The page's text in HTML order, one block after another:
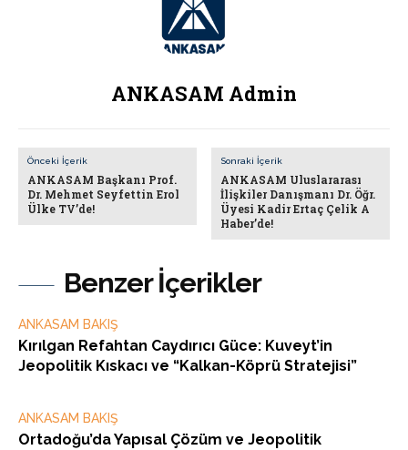
Benzer İçerikler
ANKASAM BAKIŞ
Kırılgan Refahtan Caydırıcı Güce: Kuveyt’in
Jeopolitik Kıskacı ve “Kalkan-Köprü Stratejisi”
ANKASAM BAKIŞ
Ortadoğu’da Yapısal Çözüm ve Jeopolitik
ANKASAM Admin
Önceki İçerik
ANKASAM Başkanı Prof.
Dr. Mehmet Seyfettin Erol
Ülke TV’de!
Sonraki İçerik
ANKASAM Uluslararası
İlişkiler Danışmanı Dr. Öğr.
Üyesi Kadir Ertaç Çelik A
Haber’de!